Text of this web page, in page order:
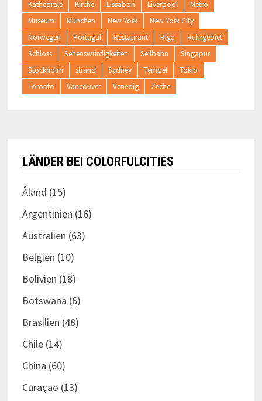
Kathedrale Kirche Lissabon Liverpool
Metro
Museum
München New York
New York City
Norwegen
Portugal Restaurant Riga
Ruhrgebiet
Schloss
Sehenswürdigkeiten Seilbahn
Singapur
Stockholm
strand Sydney Tempel
Tokio
Toronto
Vancouver Venedig Zeche
LÄNDER BEI COLORFULCITIES
Åland (15)
Argentinien (16)
Australien (63)
Belgien (10)
Bolivien (18)
Botswana (6)
Brasilien (48)
Chile(14)
China (60)
Curaçao (13)